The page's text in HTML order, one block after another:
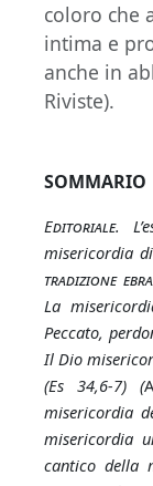
coloro che
intima e
anche in
Riviste).
SOMMARIO
Editoriale.
misericordia
tradizione
La
Peccato,
Il Dio
(Es 34,6-7) (
misericordia
misericordia
cantico della